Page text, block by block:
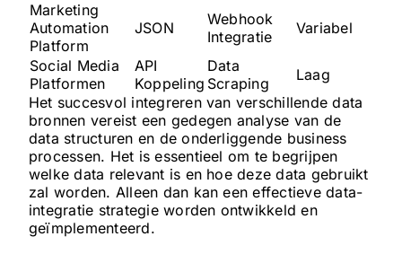
Marketing
Automation
Platform
JSON
Webhook
Integratie
Variabel
Social Media
Platformen
API
Koppeling
Data
Scraping
Laag
Het succesvol integreren van verschillende data
bronnen vereist een gedegen analyse van de
data structuren en de onderliggende business
processen. Het is essentieel om te begrijpen
welke data relevant is en hoe deze data gebruikt
zal worden. Alleen dan kan een effectieve data-
integratie strategie worden ontwikkeld en
geïmplementeerd.